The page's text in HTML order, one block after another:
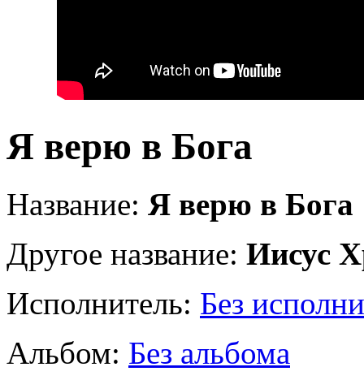
Я верю в Бога
Название: Я верю в Бога
Другое название: Иисус
Исполнитель: Без
Альбом: Без альбома